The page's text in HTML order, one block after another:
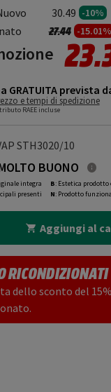
30.49 -10%
Prezzo ridotto
27.44a-15.01%
GRATUITA prevista
e tempi di spedizione
RAEE incluse
STH3020/10
BUONO
integra
presenti
B: Estetica
N: Prodotto
Aggiungi al
RICONDIZIONATI
dello sconto del